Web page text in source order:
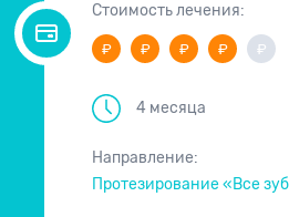
Стоимость лечения:
4 месяца
Направление:
Протезирование «Все